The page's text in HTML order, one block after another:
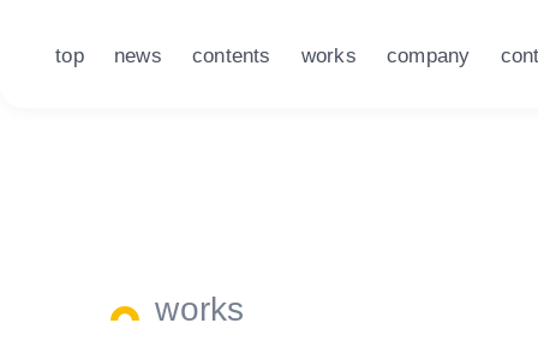
top news contents works company
works